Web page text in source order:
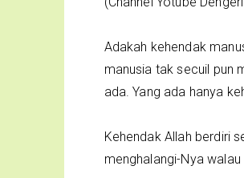
Adakah kehendak
manusia tak secuil pun
ada. Yang ada hanya
Kehendak Allah berdiri
menghalangi-Nya